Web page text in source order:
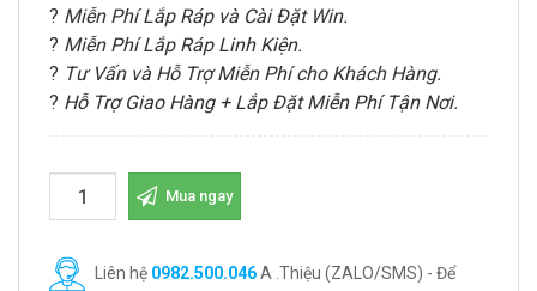
? Miễn Phí Lắp Ráp và Cài Đặt Win.
? Miễn Phí Lắp Ráp Linh Kiện.
? Tư Vấn và Hỗ Trợ Miễn Phí cho Khách Hàng.
? Hỗ Trợ Giao Hàng + Lắp Đặt Miễn Phí Tận Nơi.
Mua ngay
Liên hệ 0982.500.046A .Thiệu (ZALO/SMS) - Để